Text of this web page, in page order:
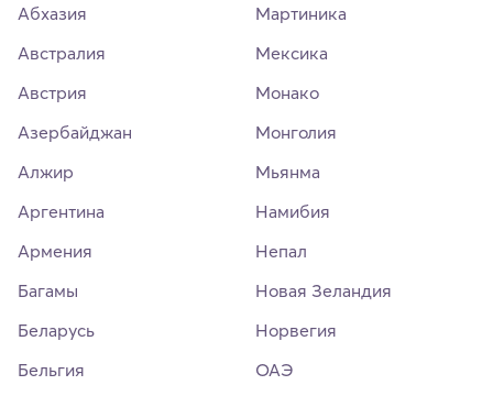
Абхазия
Австралия
Австрия
Азербайджан
Алжир
Аргентина
Армения
Багамы
Беларусь
Бельгия
Мартиника
Мексика
Монако
Монголия
Мьянма
Намибия
Непал
Новая Зеландия
Норвегия
ОАЭ